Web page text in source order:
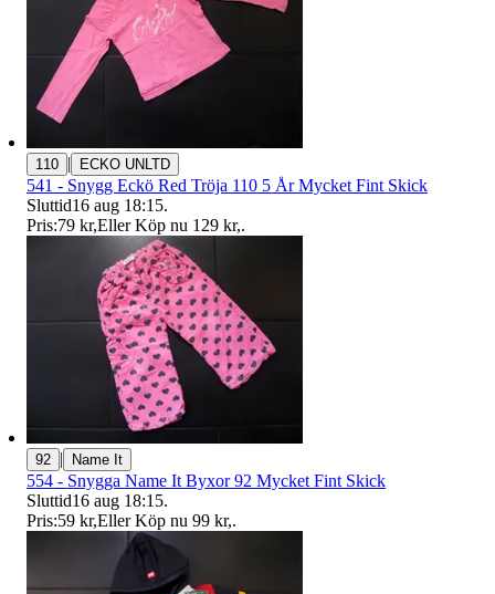
110 | ECKO UNLTD
541 - Snygg Eckö Red Tröja 110 5 År Mycket Fint Skick
Sluttid16 aug 18:15.
Pris:79 kr,Eller Köp nu 129 kr,.
92 | Name It
554 - Snygga Name It Byxor 92 Mycket Fint Skick
Sluttid16 aug 18:15.
Pris:59 kr,Eller Köp nu 99 kr,.